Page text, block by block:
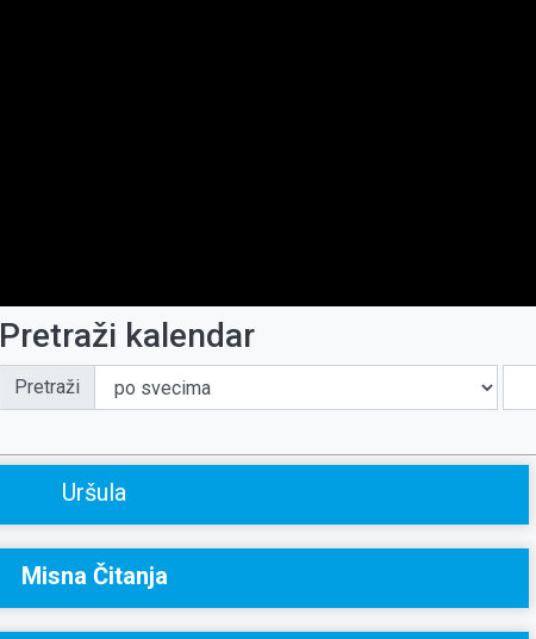
Pretraži kalendar
Pretraži
Uršula
Misna Čitanja